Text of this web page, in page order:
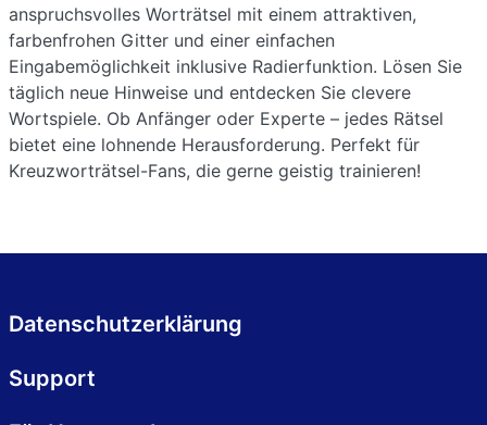
anspruchsvolles Worträtsel mit einem attraktiven,
farbenfrohen Gitter und einer einfachen
Eingabemöglichkeit inklusive Radierfunktion. Lösen Sie
täglich neue Hinweise und entdecken Sie clevere
Wortspiele. Ob Anfänger oder Experte – jedes Rätsel
bietet eine lohnende Herausforderung. Perfekt für
Kreuzworträtsel-Fans, die gerne geistig trainieren!
Datenschutzerklärung
Support